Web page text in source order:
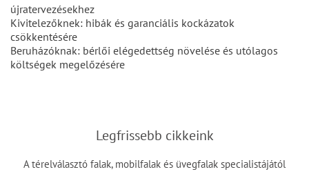
újratervezésekhez
Kivitelezőknek: hibák és garanciális kockázatok
csökkentésére
Beruházóknak: bérlői elégedettség növelése és utólagos
költségek megelőzésére
Legfrissebb cikkeink
A térelválasztó falak, mobilfalak és üvegfalak specialistájától